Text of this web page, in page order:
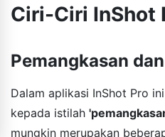
Ciri-Ciri InShot
Pemangkasan
Dalam aplikasi InShot Pro
kepada istilah
mungkin merupakan